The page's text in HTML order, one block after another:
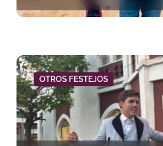
r
d
a
s
OTROS FESTEJOS